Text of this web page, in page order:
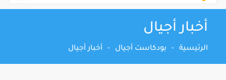
أخبار أجيال
الرئيسية - بودكاست أجيال - أخبار أجيال